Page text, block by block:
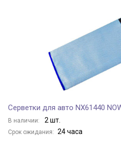
Серветки для авто NX61440
В наличии: 2 шт.
Срок ожидания: 24 часа